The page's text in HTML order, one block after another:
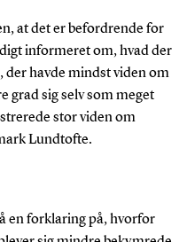
at det er befordrende for
informeret om, hvad der
der havde mindst viden om
grad sig selv som meget
stor viden om
Lundtofte.
en forklaring på, hvorfor